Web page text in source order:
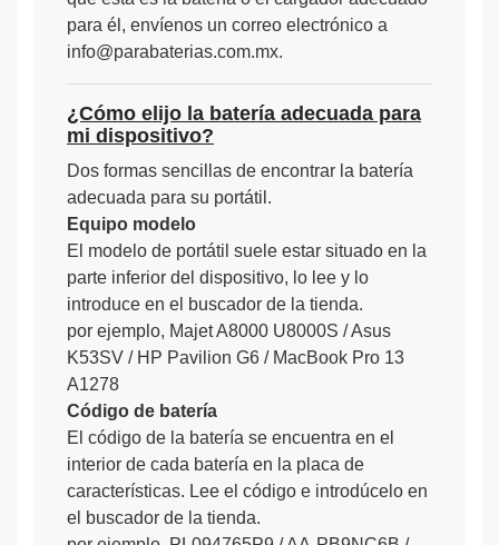
para él, envíenos un correo electrónico a
info@parabaterias.com.mx.
¿Cómo elijo la batería adecuada para
mi dispositivo?
Dos formas sencillas de encontrar la batería
adecuada para su portátil.
Equipo modelo
El modelo de portátil suele estar situado en la
parte inferior del dispositivo, lo lee y lo
introduce en el buscador de la tienda.
por ejemplo, Majet A8000 U8000S / Asus
K53SV / HP Pavilion G6 / MacBook Pro 13
A1278
Código de batería
El código de la batería se encuentra en el
interior de cada batería en la placa de
características. Lee el código e introdúcelo en
el buscador de la tienda.